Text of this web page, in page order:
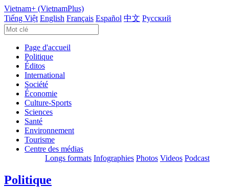
Vietnam+ (VietnamPlus)
Tiếng Việt English Français Español 中文 Русский
Page d'accueil
Politique
Éditos
International
Société
Économie
Culture-Sports
Sciences
Santé
Environnement
Tourisme
Centre des médias
Longs formats Infographies Photos Videos Podcast
Politique